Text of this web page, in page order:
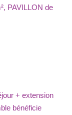
PAVILLON de
+ extension
bénéficie